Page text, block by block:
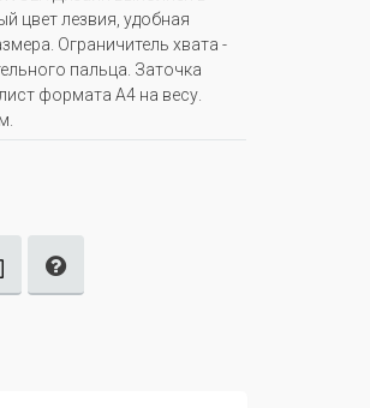
цвет лезвия, удобная
Ограничитель хвата -
пальца. Заточка
формата А4 на весу.